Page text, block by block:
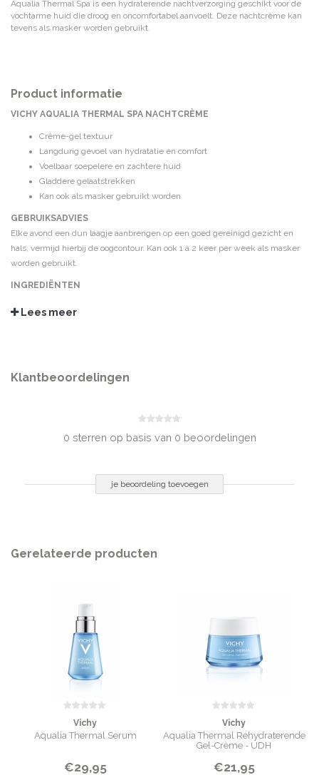
Aqualia Thermal Spa is een hydraterende nachtverzorging geschikt voor de
vochtarme huid die droog en oncomfortabel aanvoelt. Deze nachtcrème kan
tevens als masker worden gebruikt.
Product informatie
VICHY AQUALIA THERMAL SPA NACHTCRÈME
Crème-gel textuur
Langdurig gevoel van hydratatie en comfort
Voelbaar soepelere en zachtere huid
Gladdere gelaatstrekken
Kan ook als masker gebruikt worden
GEBRUIKSADVIES
Elke avond een dun laagje aanbrengen op een goed gereinigd gezicht en
hals, vermijd hierbij de oogcontour. Kan ook 1 à 2 keer per week als masker
worden gebruikt.
INGREDIËNTEN
Butter/Shea Butter, Caprylic/Capric Triglyceride, Dimethicone, Squalane,
Extract, T-Butyl Alcohol, CI 42090/Blue 1, Citric Acid, Parfum/Fragrance
Lees meer
Klantbeoordelingen
0 sterren op basis van 0 beoordelingen
je beoordeling toevoegen
Gerelateerde producten
Vichy
Aqualia Thermal Serum
€29,95
Vichy
Aqualia Thermal Rehydraterende
Gel-Crème - UDH
€21,95